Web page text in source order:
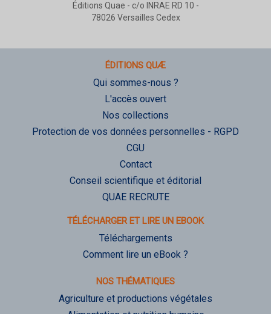
Éditions Quae - c/o INRAE RD 10 -
78026 Versailles Cedex
ÉDITIONS QUÆ
Qui sommes-nous ?
L'accès ouvert
Nos collections
Protection de vos données personnelles - RGPD
CGU
Contact
Conseil scientifique et éditorial
QUAE RECRUTE
TÉLÉCHARGER ET LIRE UN EBOOK
Téléchargements
Comment lire un eBook ?
NOS THÉMATIQUES
Agriculture et productions végétales